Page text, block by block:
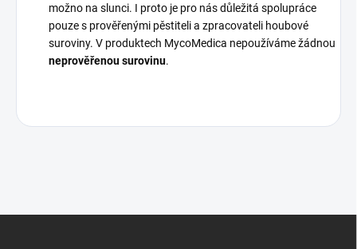
možno na slunci. I proto je pro nás důležitá spolupráce
pouze s prověřenými pěstiteli a zpracovateli houbové
suroviny. V produktech MycoMedica nepoužíváme žádnou
neprověřenou surovinu.